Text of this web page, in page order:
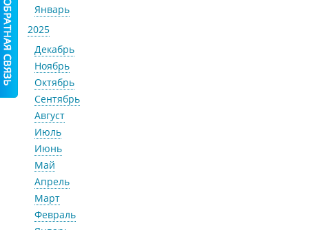
Январь
2025
Декабрь
Ноябрь
Октябрь
Сентябрь
Август
Июль
Июнь
Май
Апрель
Март
Февраль